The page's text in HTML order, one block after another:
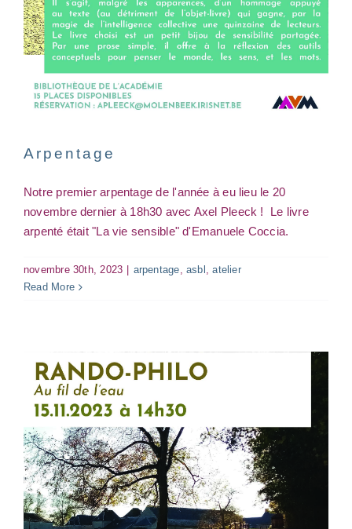
Arpentage
Notre premier arpentage de l'année à eu lieu le 20
novembre dernier à 18h30 avec Axel Pleeck ! Le livre
arpenté était "La vie sensible" d'Emanuele Coccia.
novembre 30th, 2023 arpentage, asbl ,atelier
Read More
Intervention(s) philosophico-artistique(s)